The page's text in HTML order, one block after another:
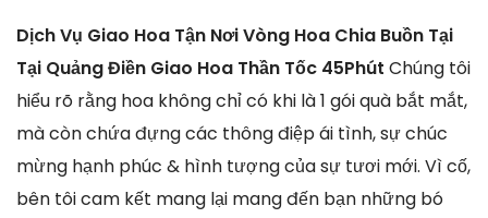
Dịch Vụ Giao Hoa Tận Nơi Vòng Hoa Chia Buồn Tại
Tại Quảng Điền Giao Hoa Thần Tốc 45Phút Chúng tôi
hiểu rõ rằng hoa không chỉ có khi là 1 gói quà bắt mắt,
mà còn chứa đựng các thông điệp ái tình, sự chúc
mừng hạnh phúc & hình tượng của sự tươi mới. Vì cố,
bên tôi cam kết mang lại mang đến bạn những bó